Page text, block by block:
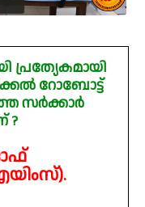
പ്രത്യേകമായി
റോബോട്ട്
സർക്കാർ
?
ഓഫ്